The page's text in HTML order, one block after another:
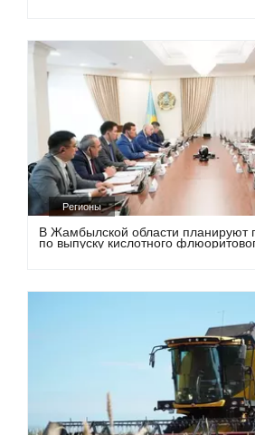
Регионы
В Жамбылской области планируют
по выпуску кислотного